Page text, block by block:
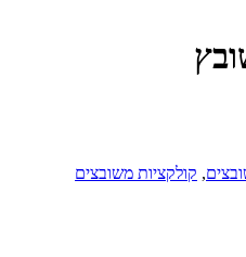
, קולקציות משובצים